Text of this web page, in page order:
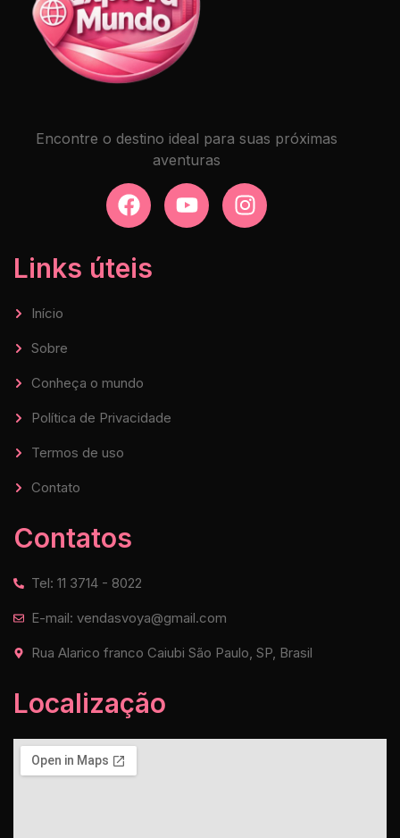
Encontre o destino ideal para suas próximas
aventuras
Links úteis
Início
Sobre
Conheça o mundo
Política de Privacidade
Termos de uso
Contato
Contatos
Tel: 11 3714 - 8022
E-mail: vendasvoya@gmail.com
Rua Alarico franco Caiubi São Paulo, SP, Brasil
Localização